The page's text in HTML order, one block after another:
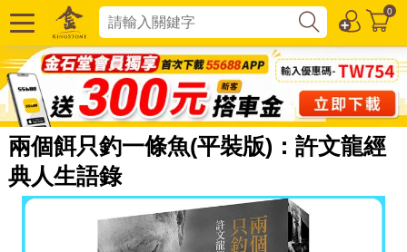
0
兩個餌只釣一條魚(平裝版)：許文龍經
典人生語錄